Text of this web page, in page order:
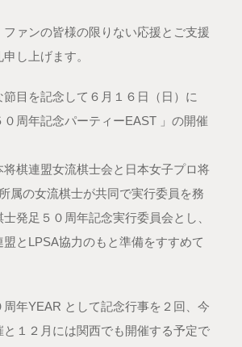
ファンの皆様の限りない応援とご支援
し上げます。
節目を記念して６月１６日（日）に
０周年記念パーティーEAST 」の開催
将棋連盟女流棋士会と日本女子プロ将
属の女流棋士が共同で実行委員を務
発足５０周年記念実行委員会とし、
とLPSA協力のもと準備をすすめて
周年YEAR として記念行事を２回、今
と１２月には関西でも開催する予定で